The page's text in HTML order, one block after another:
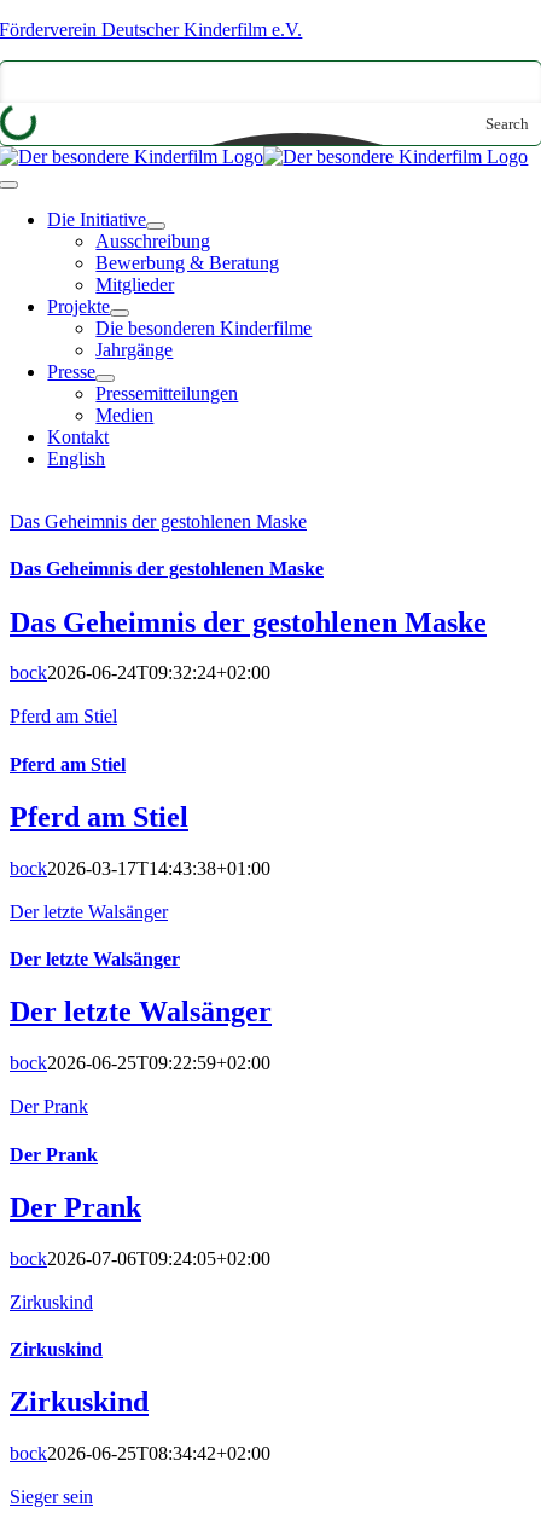
Zum
Förderverein Deutscher Kinderfilm e.V.
Search
Toggle
NavigationDie Initiative
Ausschreibung
Bewerbung & Beratung
Mitglieder
Projekte
Die besonderen Kinderfilme
Jahrgänge
Presse
Pressemitteilungen
Medien
Kontakt
English
Das Geheimnis der gestohlenen Maske
Das Geheimnis der gestohlenen Maske
Das Geheimnis der gestohlenen Maske
bock2026-06-24T09:32:24+02:00
Pferd am Stiel
Pferd am Stiel
Pferd am Stiel
bock2026-03-17T14:43:38+01:00
Der letzte Walsänger
Der letzte Walsänger
Der letzte Walsänger
bock2026-06-25T09:22:59+02:00
Der Prank
Der Prank
Der Prank
bock2026-07-06T09:24:05+02:00
Zirkuskind
Zirkuskind
Zirkuskind
bock2026-06-25T08:34:42+02:00
Sieger sein